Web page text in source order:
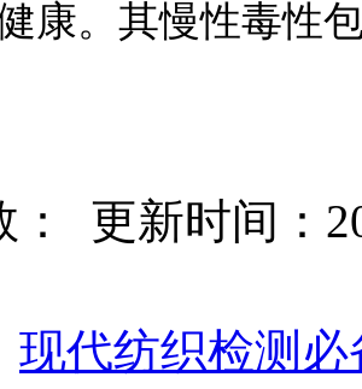
康。其慢性毒性
更新时间：
现代纺织检测